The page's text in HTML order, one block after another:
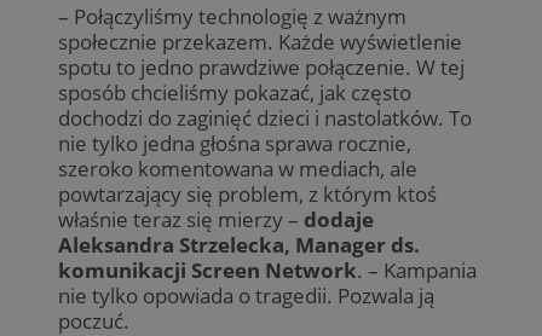
– Połączyliśmy technologię z ważnym
społecznie przekazem. Każde wyświetlenie
spotu to jedno prawdziwe połączenie. W tej
sposób chcieliśmy pokazać, jak często
dochodzi do zaginięć dzieci i nastolatków. To
nie tylko jedna głośna sprawa rocznie,
szeroko komentowana w mediach, ale
powtarzający się problem, z którym ktoś
właśnie teraz się mierzy – dodaje
Aleksandra Strzelecka, Manager ds.
komunikacji Screen Network. – Kampania
nie tylko opowiada o tragedii. Pozwala ją
poczuć.